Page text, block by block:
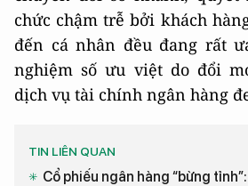
chức chậm trễ bởi khách
đến cá nhân đều đang rất
nghiệm số ưu việt do đổi
dịch vụ tài chính ngân hàng
TIN LIÊN QUAN
Cổ phiếu ngân hàng “bừng